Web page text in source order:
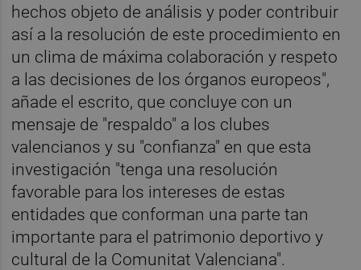
hechos objeto de análisis y poder contribuir
así a la resolución de este procedimiento en
un clima de máxima colaboración y respeto
a las decisiones de los órganos europeos",
añade el escrito, que concluye con un
mensaje de "respaldo" a los clubes
valencianos y su "confianza" en que esta
investigación "tenga una resolución
favorable para los intereses de estas
entidades que conforman una parte tan
importante para el patrimonio deportivo y
cultural de la Comunitat Valenciana".